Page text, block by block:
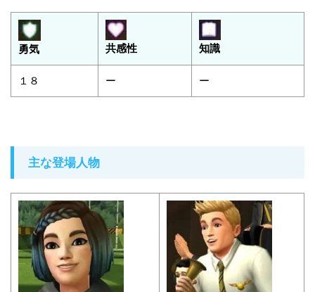
勇気 共感性 知識
１８ ー ー
主な登場人物